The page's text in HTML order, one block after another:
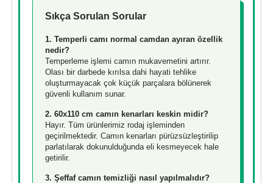
Sıkça Sorulan Sorular
1. Temperli camı normal camdan ayıran özellik
nedir?
Temperleme işlemi camın mukavemetini artırır.
Olası bir darbede kırılsa dahi hayati tehlike
oluşturmayacak çok küçük parçalara bölünerek
güvenli kullanım sunar.
2. 60x110 cm camın kenarları keskin midir?
Hayır. Tüm ürünlerimiz rodaj işleminden
geçirilmektedir. Camın kenarları pürüzsüzleştirilip
parlatılarak dokunulduğunda eli kesmeyecek hale
getirilir.
3. Şeffaf camın temizliği nasıl yapılmalıdır?